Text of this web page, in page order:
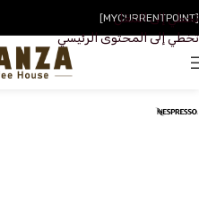
تخطي إلى التنقل
تخطي إلى المحتوى الرئيسي
[MYCURRENTPOINT]